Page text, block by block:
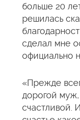
больше 20
решилась
сделал мне
официально
«Прежде
дорогой
счастливой.